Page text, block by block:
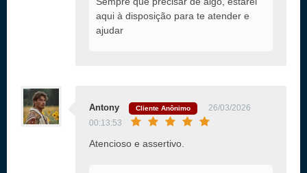
aqui à disposição para te atender e
ajudar
Antony Cliente Anônimo
26/03/2026
00:13:53
Atencioso e assertivo.